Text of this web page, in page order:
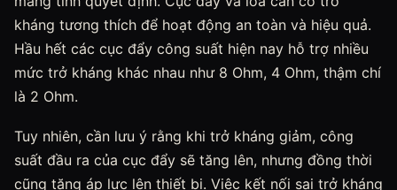
kháng tương thích để hoạt động an toàn và hiệu quả.
Hầu hết các cục đẩy công suất hiện nay hỗ trợ nhiều
mức trở kháng khác nhau như 8 Ohm, 4 Ohm, thậm chí
là 2 Ohm.
Tuy nhiên, cần lưu ý rằng khi trở kháng giảm, công
suất đầu ra của cục đẩy sẽ tăng lên, nhưng đồng thời
cũng tăng áp lực lên thiết bị. Việc kết nối sai trở kháng